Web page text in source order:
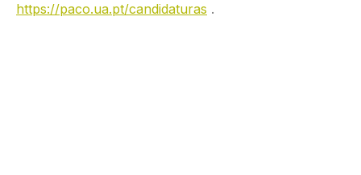
https://paco.ua.pt/candidaturas .